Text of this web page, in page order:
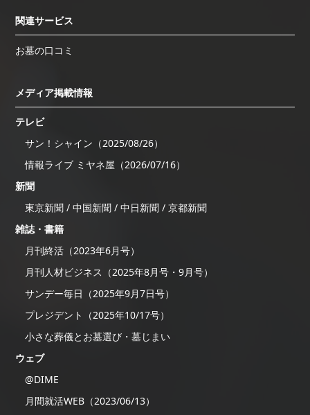
関連サービス
お墓の口コミ
メディア掲載情報
テレビ
サン！シャイン（2025/08/26）
情報ライブ ミヤネ屋（2026/07/16）
新聞
東京新聞 / 中国新聞 / 中日新聞 / 京都新聞
雑誌・書籍
月刊終活（2023年6月号）
月刊人材ビジネス（2025年8月号・9月号）
サンデー毎日（2025年9月7日号）
プレジデント（2025年10/17号）
小さな葬儀とお墓選び・墓じまい
ウェブ
@DIME
月間就活WEB（2023/06/13）